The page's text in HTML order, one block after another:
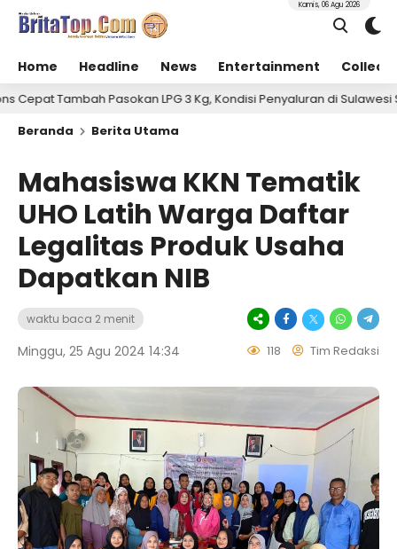
Home Headline News Entertainment
Kamis, 06 Agu 2026
Pasokan LPG 3 Kg, Kondisi Penyaluran di Sulawesi Selatan
Beranda
Berita Utama
Mahasiswa KKN Tematik
UHO Latih Warga Daftar
Legalitas Produk Usaha
Dapatkan NIB
waktu baca 2 menit
Minggu, 25 Agu 2024 14:34 118 Tim Redaksi